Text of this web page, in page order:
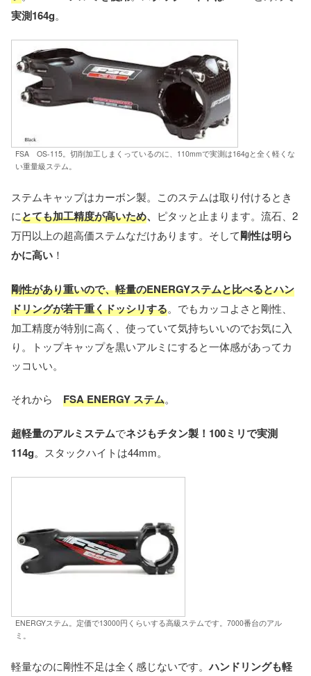
実測164g。
FSA OS-115。切削加工しまくっているのに、110mmで実測は164gと全く軽くな
い重量級ステム。
ステムキャップはカーボン製。このステムは取り付けるとき
にとても加工精度が高いため、 ピタッと止まります。流石、2
万円以上の超高価ステムなだけあります。そして剛性は明ら
かに高い ！
剛性があり重いので、軽量のENERGYステムと比べるとハン
ドリングが若干重くドッシリする。でもカッコよさと剛性、
加工精度が特別に高く、使っていて気持ちいいのでお気に入
り。トップキャップを黒いアルミにすると一体感があってカ
ッコいい。
それから FSA ENERGY ステム。
超軽量のアルミステムでネジもチタン製！100ミリで実測
114g。スタックハイトは44mm。
ENERGYステム。定価で13000円くらいする高級ステムです。7000番台のアル
ミ。
軽量なのに剛性不足は全く感じないです。ハンドリングも軽